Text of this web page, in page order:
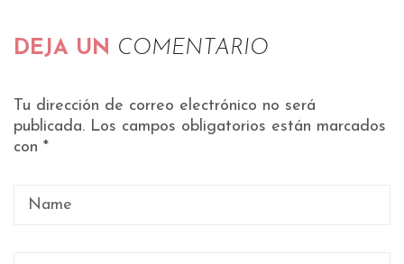
DEJA UN COMENTARIO
Tu dirección de correo electrónico no será
publicada. Los campos obligatorios están marcados
con *